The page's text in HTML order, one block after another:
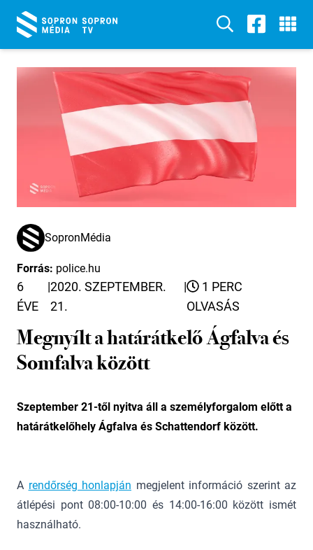
SopronMédia
Forrás: police.hu
6
ÉVE
|2020. SZEPTEMBER.
21.
|
1 PERC
OLVASÁS
Megnyílt a határátkelő Ágfalva és
Somfalva között
Szeptember 21-től nyitva áll a személyforgalom előtt a
határátkelőhely Ágfalva és Schattendorf között.
A rendőrség honlapján megjelent információ szerint az
átlépési pont 08:00-10:00 és 14:00-16:00 között ismét
használható.